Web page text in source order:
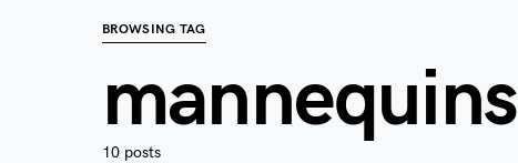
BROWSING TAG
mannequins
10 posts